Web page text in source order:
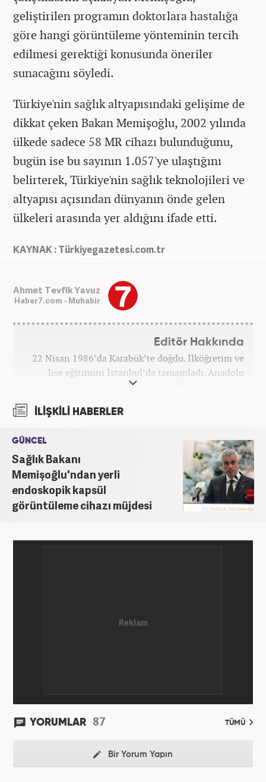
geliştirilen programın doktorlara hastalığa
göre hangi görüntüleme yönteminin tercih
edilmesi gerektiği konusunda öneriler
sunacağını söyledi.
Türkiye'nin sağlık altyapısındaki gelişime de
dikkat çeken Bakan Memişoğlu, 2002 yılında
ülkede sadece 58 MR cihazı bulunduğunu,
bugün ise bu sayının 1.057'ye ulaştığını
belirterek, Türkiye'nin sağlık teknolojileri ve
altyapısı açısından dünyanın önde gelen
ülkeleri arasında yer aldığını ifade etti.
KAYNAK : Türkiyegazetesi.com.tr
Ahmet Tevfik Yavuz
Haber7.com - Muhabir
Editör Hakkında
22 Nisan 1986’da Karabük’te doğdu. İlköğretim ve
lise eğitimini İstanbul’da tamamladı. Anadolu
Üniversitesi iktisat Fakültesi’nde Kamu Yönetimi
Çalışma hayatına Haber7.com bünyesindeki
İLİŞKİLİ HABERLER
GÜNCEL
Sağlık Bakanı
Memişoğlu'ndan yerli
endoskopik kapsül
görüntüleme cihazı müjdesi
YORUMLAR 87 TÜMÜ
Bir Yorum Yapın